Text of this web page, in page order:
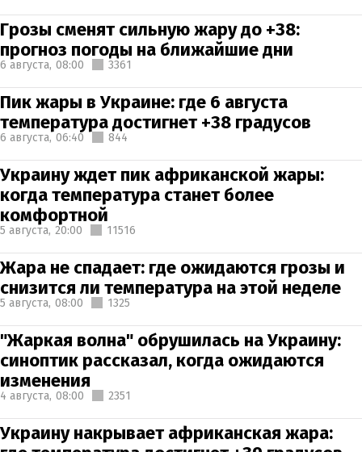
Грозы сменят сильную жару до +38:
прогноз погоды на ближайшие дни
6 августа, 08:00 3361
Пик жары в Украине: где 6 августа
температура достигнет +38 градусов
6 августа, 06:40 844
Украину ждет пик африканской жары:
когда температура станет более
комфортной
5 августа, 20:00 11516
Жара не спадает: где ожидаются грозы и
снизится ли температура на этой неделе
5 августа, 08:00 1325
"Жаркая волна" обрушилась на Украину:
синоптик рассказал, когда ожидаются
изменения
4 августа, 08:00 2351
Украину накрывает африканская жара: